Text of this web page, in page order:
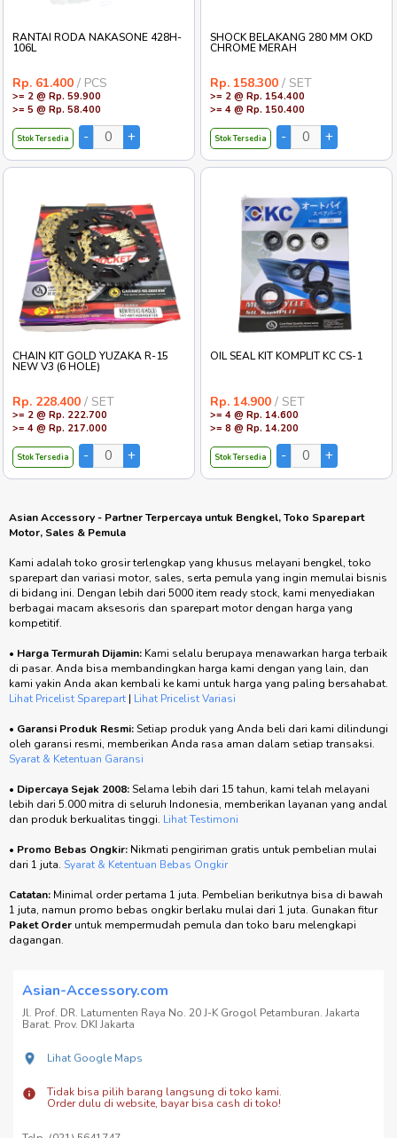
RANTAI RODA NAKASONE 428H-
106L
Rp. 61.400 / PCS
>= 2 @ Rp. 59.900
>= 5 @ Rp. 58.400
Stok Tersedia
SHOCK BELAKANG 280 MM OKD
CHROME MERAH
Rp. 158.300 / SET
>= 2 @ Rp. 154.400
>= 4 @ Rp. 150.400
Stok Tersedia
CHAIN KIT GOLD YUZAKA R-15
NEW V3 (6 HOLE)
Rp. 228.400 / SET
>= 2 @ Rp. 222.700
>= 4 @ Rp. 217.000
Stok Tersedia
OIL SEAL KIT KOMPLIT KC CS-1
Rp. 14.900 / SET
>= 4 @ Rp. 14.600
>= 8 @ Rp. 14.200
Stok Tersedia
Asian Accessory - Partner Terpercaya untuk Bengkel, Toko Sparepart
Motor, Sales & Pemula
Kami adalah toko grosir terlengkap yang khusus melayani bengkel, toko
sparepart dan variasi motor, sales, serta pemula yang ingin memulai bisnis
di bidang ini. Dengan lebih dari 5000 item ready stock, kami menyediakan
berbagai macam aksesoris dan sparepart motor dengan harga yang
kompetitif.
• Harga Termurah Dijamin: Kami selalu berupaya menawarkan harga terbaik
di pasar. Anda bisa membandingkan harga kami dengan yang lain, dan
kami yakin Anda akan kembali ke kami untuk harga yang paling bersahabat.
Lihat Pricelist Sparepart | Lihat Pricelist Variasi
• Garansi Produk Resmi:Setiap produk yang Anda beli dari kami dilindungi
oleh garansi resmi, memberikan Anda rasa aman dalam setiap transaksi.
Syarat & Ketentuan Garansi
• Dipercaya Sejak 2008:Selama lebih dari 15 tahun, kami telah melayani
lebih dari 5.000 mitra di seluruh Indonesia, memberikan layanan yang andal
dan produk berkualitas tinggi. Lihat Testimoni
• Promo Bebas Ongkir: Nikmati pengiriman gratis untuk pembelian mulai
dari 1 juta. Syarat & Ketentuan Bebas Ongkir
Catatan: Minimal order pertama 1 juta. Pembelian berikutnya bisa di bawah
1 juta, namun promo bebas ongkir berlaku mulai dari 1 juta. Gunakan fitur
Paket Order untuk mempermudah pemula dan toko baru melengkapi
dagangan.
Asian-Accessory.com
Jl. Prof. DR. Latumenten Raya No. 20 J-K Grogol Petamburan. Jakarta
Barat. Prov. DKI Jakarta
Lihat Google Maps
Tidak bisa pilih barang langsung di toko kami.
Order dulu di website, bayar bisa cash di toko!